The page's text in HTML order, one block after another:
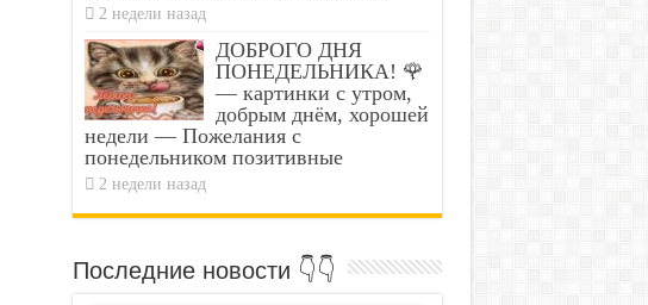
2 недели назад
ДОБРОГО ДНЯ
ПОНЕДЕЛЬНИКА! 🌹
— картинки с утром,
добрым днём, хорошей
недели — Пожелания с
понедельником позитивные
2 недели назад
Последние новости 👇👇